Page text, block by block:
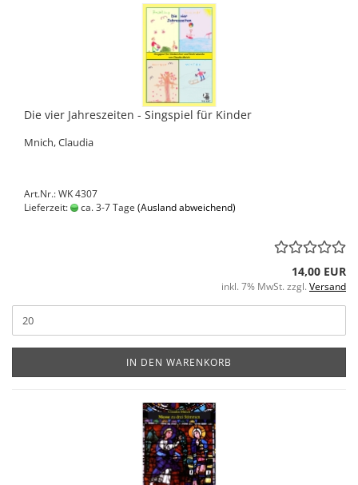
Die vier Jahreszeiten - Singspiel für Kinder
Mnich, Claudia
Art.Nr.: WK 4307
Lieferzeit:
ca. 3-7 Tage (Ausland abweichend)
14,00 EUR
inkl. 7% MwSt. zzgl. Versand
IN DEN WARENKORB